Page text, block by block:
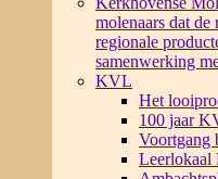
molenaars dat
regionale
samenwerking
KVL
Het
100 jaar
Voortgang
Leerlokaal